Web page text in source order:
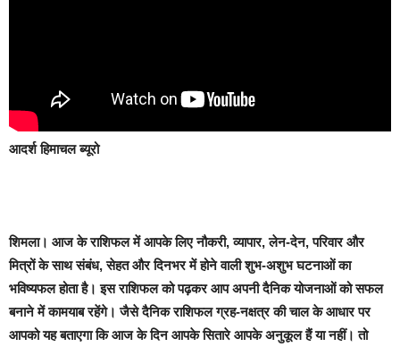
आदर्श हिमाचल ब्यूरो
शिमला। आज के राशिफल में आपके लिए नौकरी, व्यापार, लेन-देन, परिवार और
मित्रों के साथ संबंध, सेहत और दिनभर में होने वाली शुभ-अशुभ घटनाओं का
भविष्यफल होता है। इस राशिफल को पढ़कर आप अपनी दैनिक योजनाओं को सफल
बनाने में कामयाब रहेंगे। जैसे दैनिक राशिफल ग्रह-नक्षत्र की चाल के आधार पर
आपको यह बताएगा कि आज के दिन आपके सितारे आपके अनुकूल हैं या नहीं। तो